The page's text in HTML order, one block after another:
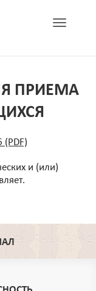
Toggle
ПРИЕМА
(PDF)
и (или)